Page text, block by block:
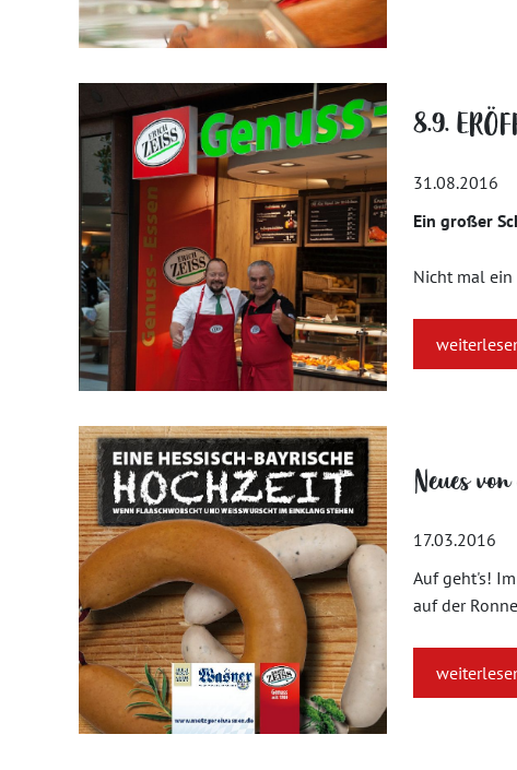
8.9.
31.08.2016
Ein großer
Nicht mal ein
Neues
17.03.2016
Auf geht's!
auf der